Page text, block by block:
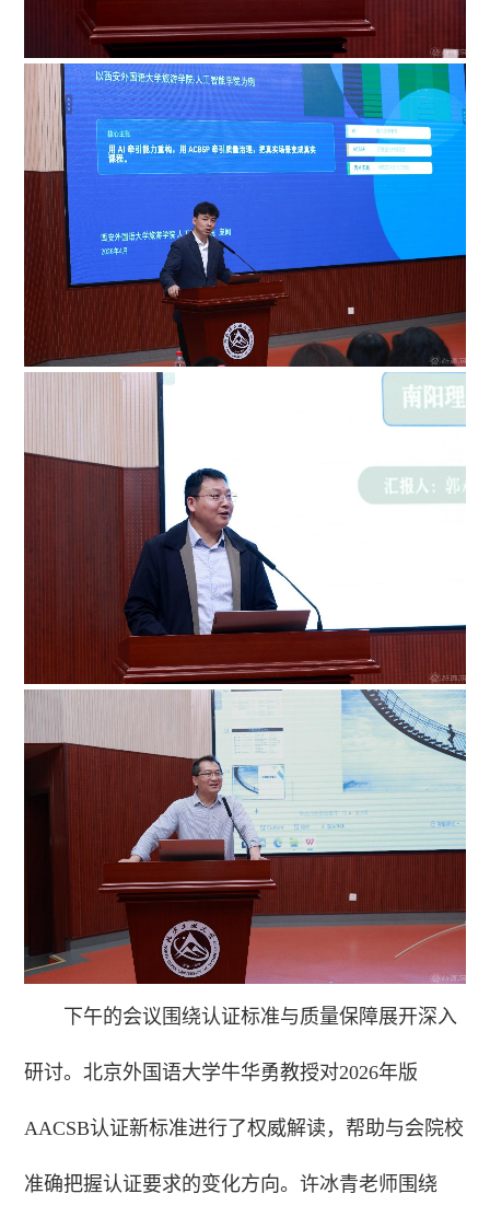
下午的会议围绕认证标准与质量保障展开深入
研讨。北京外国语大学牛华勇教授对2026年版
AACSB认证新标准进行了权威解读，帮助与会院校
准确把握认证要求的变化方向。许冰青老师围绕